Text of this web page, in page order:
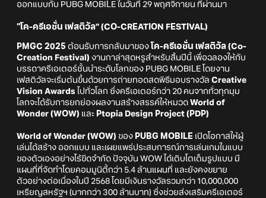
ออกแบบกับ PUBG MOBILE ในวันที่ 29 พฤศจิกายน ที่ผ่านมา
“โค-ครีเอชั่น เฟสติวัล” (CO-CREATION FESTIVAL)
PMGC 2025 ต้อนรับการกลับมาของ โค-ครีเอชั่น เฟสติวัล (Co-
Creation Festival) งานกาล่าสุดหรูสำหรับสิ้นปีนี้ เพื่อฉลองให้กับ
บรรดาครีเอเตอร์ชั้นนำระดับโลกของ PUBG MOBILE โดยงาน
เฟสติวัลจะเริ่มต้นขึ้นด้วยการถ่ายทอดสดพิธีมอบรางวัล Creative
Vision Awards ไปทั่วโลก ซึ่งครีเอเตอร์กว่า 20 คนจากทั่วทุกมุม
โลกจะได้รับการยกย่องผลงานสร้างสรรค์ให้หมวด World of
Wonder (WOW) และ Ptopia Design Project (PDP)
World of Wonder (WOW) ของ PUBG MOBILE เปิดโอกาสให้ผู้
เล่นได้สร้าง ออกแบบ และเผยแพร่ประสบการณ์การเล่นเกมในแบบ
ของตัวเองอย่างไร้ขีดจำกัด ปัจจุบัน WOW ได้เติบโตเต็มรูปแบบ มี
แผนที่ที่จัดทำโดยคอมมูนิตี้กว่า 5.4 ล้านแผนที่ และยังคงขยาย
ตัวอย่างต่อเนื่องในปี 2568 โดยมีเงินรางวัลรวมกว่า 10,000,000
เหรียญสหรัฐฯ (มากกว่า 300 ล้านบาท) ซึ่งช่วยส่งเสริมครีเอเตอร์